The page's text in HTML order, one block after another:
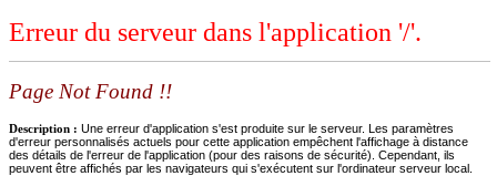
Erreur du serveur dans l'application '/'.
Page Not Found !!
Description : Une erreur d'application s'est produite sur le serveur. Les paramètres
d'erreur personnalisés actuels pour cette application empêchent l'affichage à distance
des détails de l'erreur de l'application (pour des raisons de sécurité). Cependant, ils
peuvent être affichés par les navigateurs qui s'exécutent sur l'ordinateur serveur local.